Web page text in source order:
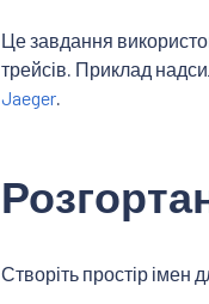
Це завдання
трейсів. Приклад
Jaeger.
Створіть простір